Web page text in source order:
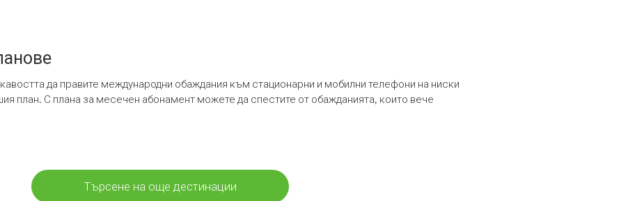
да правите международни обаждания към стационарни и мобилни телефони на ниски
план. С плана за месечен абонамент можете да спестите от обажданията, които вече
Търсене на още дестинации